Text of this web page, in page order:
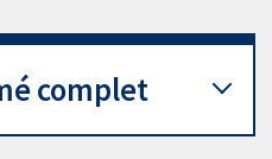
complet